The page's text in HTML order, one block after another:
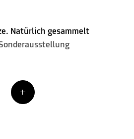
Natürlich gesammelt